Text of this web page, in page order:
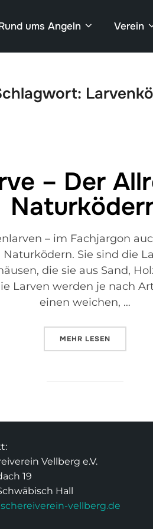
ums Angeln Verein
– Der
– im Fachjargon
Sie sind die
die sie aus Sand,
Larven werden je nach
einen weichen, …
MEHR LESEN
Vellberg e.V.
19
Hall
vellberg.de